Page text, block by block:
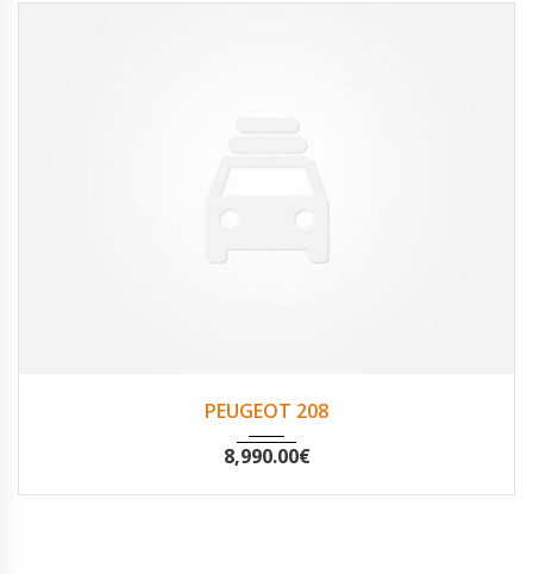
PEUGEOT 208
8,990.00€